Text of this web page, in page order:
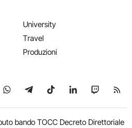
University
Travel
Produzioni
su YouTube
Seguici su WhatsApp
Seguici su Telegram
Seguici su TikTok
Seguici su
Seguici
bando TOCC Decreto Direttoriale